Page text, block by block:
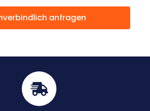
anfragen